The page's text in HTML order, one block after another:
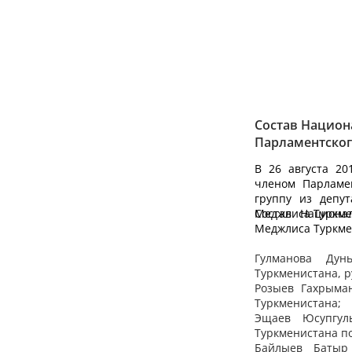
Состав
В 26 августа
членом
группу из
Меджлиса
Состав
Меджлиса
Гулманова
Туркменистана,
Розыев
Туркменистана;
Эщаев
Туркменистана
БайлыевБатыр